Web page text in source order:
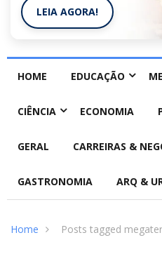
LEIA AGORA!
HOME EDUCAÇÃO
CIÊNCIA ECONOMIA
GERAL CARREIRAS &
GASTRONOMIA ARQ &
Home Posts tagged